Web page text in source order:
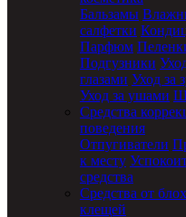
Бальзамы
салфетки
Парфюм
Подгузники
глазами Уход за
Уход за ушами
Средства
поведения
Отпугиватели
к месту
средства
Средства от
клещей